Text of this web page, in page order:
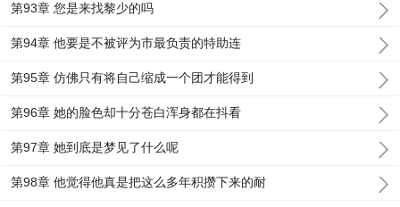
第93章 您是来找黎少的吗
第94章 他要是不被评为市最负责的特助连
第95章 仿佛只有将自己缩成一个团才能得到
第96章 她的脸色却十分苍白浑身都在抖看
第97章 她到底是梦见了什么呢
第98章 他觉得他真是把这么多年积攒下来的耐